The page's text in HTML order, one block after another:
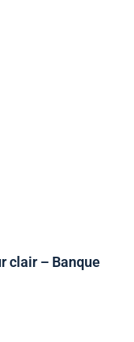
clair – Banque